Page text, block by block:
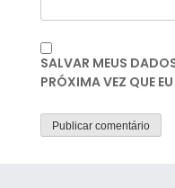
SALVAR MEUS
PRÓXIMA VEZ QUE